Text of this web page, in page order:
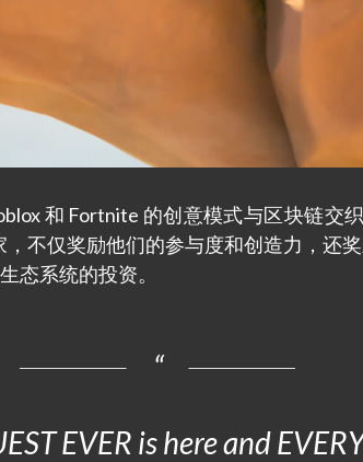
和 Fortnite 的创意模式与区块链交
不仅奖励他们的参与度和创造力，还
态系统的投资。
EVER is here and